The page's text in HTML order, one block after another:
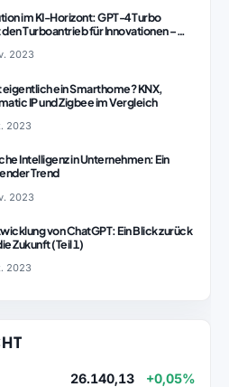
im KI-Horizont: GPT-4 Turbo
Turboantrieb für Innovationen –
2023
eigentlich ein Smarthome? KNX,
IP und Zigbee im Vergleich
2023
Intelligenz in Unternehmen: Ein
Trend
2023
von ChatGPT: Ein Blick zurück
Zukunft (Teil 1)
2023
26.140,13 +0,05%